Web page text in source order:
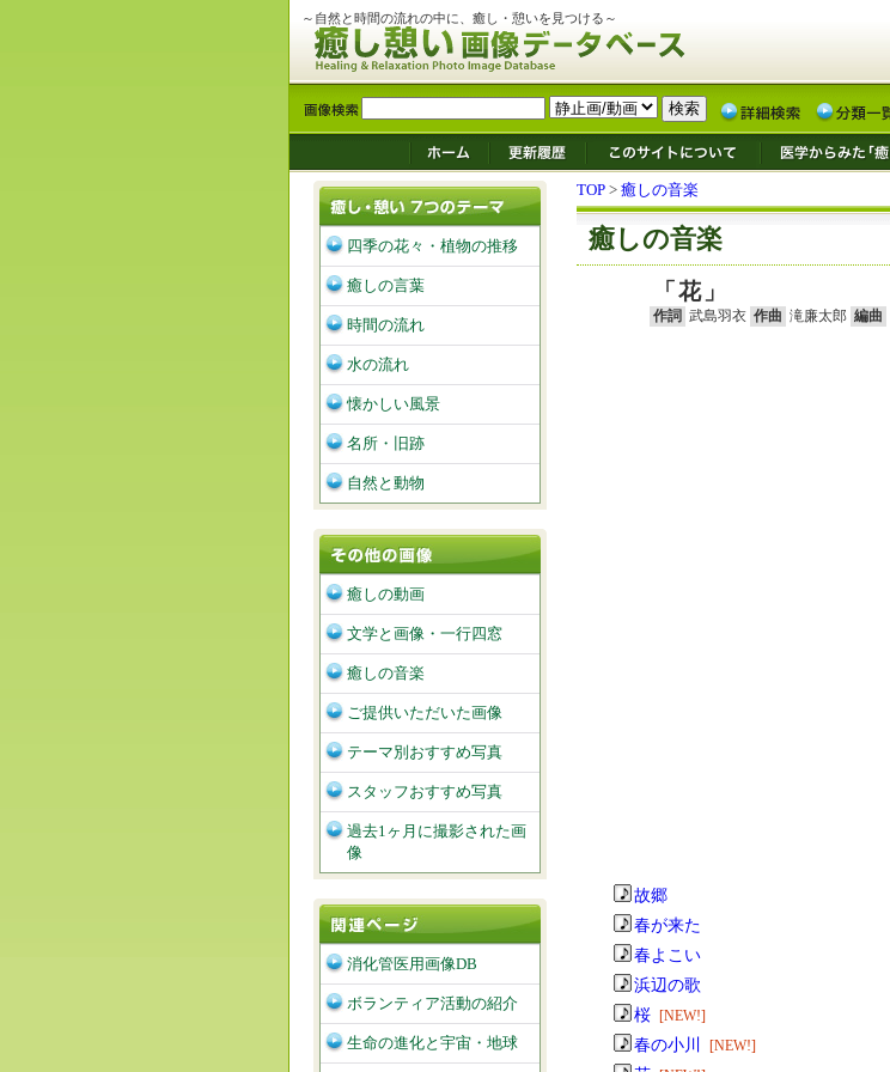
～自然と時間の流れの中に、癒し・憩いを見つける～
TOP > 癒しの音楽
癒しの音楽
「花」
作詞 武島羽衣 作曲 滝廉太郎 編曲
故郷
春が来た
春よこい
浜辺の歌
桜
[NEW!]
春の小川 [NEW!]
四季の花々・植物の推移
癒しの言葉
時間の流れ
水の流れ
懐かしい風景
名所・旧跡
自然と動物
癒しの動画
文学と画像・一行四窓
癒しの音楽
ご提供いただいた画像
テーマ別おすすめ写真
スタッフおすすめ写真
過去1ヶ月に撮影された画
像
消化管医用画像DB
ボランティア活動の紹介
生命の進化と宇宙・地球